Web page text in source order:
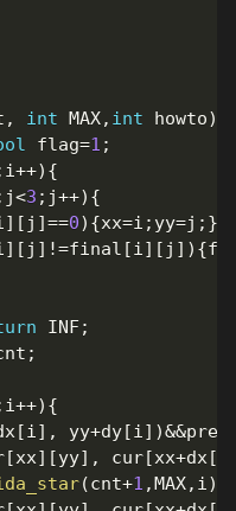
, int MAX, int howto)
flag=1 ;
i++) {
j<3 ; j++) {
] [ j ]==0) {xx=i ; yy=j ; }
] [ j ] !=final [i] [ j ] ) {
INF;
;
i++) {
[i] , yy+dy[i] )&&pre
[xx] [yy] , cur[xx+dx[
(cnt+1 ,MAX, i)